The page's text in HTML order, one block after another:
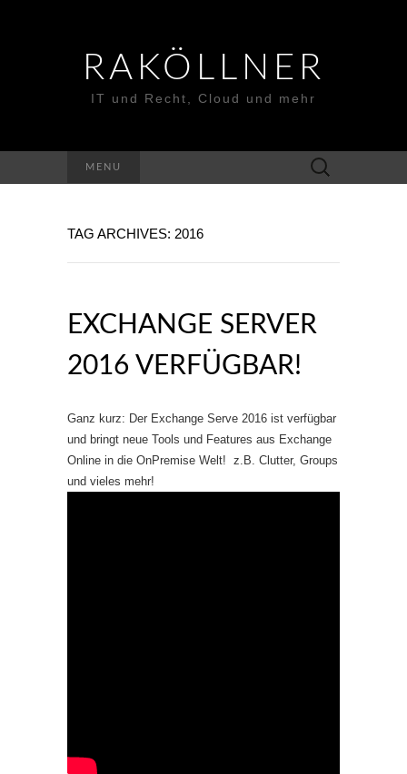
RAKÖLLNER
IT und Recht, Cloud und mehr
MENU
Suchen
nach:
TAG ARCHIVES: 2016
EXCHANGE SERVER
2016 VERFÜGBAR!
Ganz kurz: Der Exchange Serve 2016 ist verfügbar
und bringt neue Tools und Features aus Exchange
Online in die OnPremise Welt! z.B. Clutter, Groups
und vieles mehr!